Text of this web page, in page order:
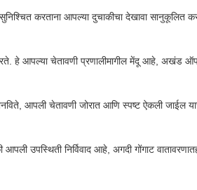
करताना आपल्या दुचाकीचा देखावा सानुकूलित
हे आपल्या चेतावणी प्रणालीमागील मेंदू आहे, अखंड
आपली चेतावणी जोरात आणि स्पष्ट ऐकली जाईल
उपस्थिती निर्विवाद आहे, अगदी गोंगाट